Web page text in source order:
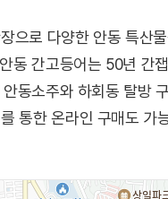
으로 다양한 안동 특산
동 간고등어는 50년 간
동소주와 하회동 탈방
통한 온라인 구매도 가